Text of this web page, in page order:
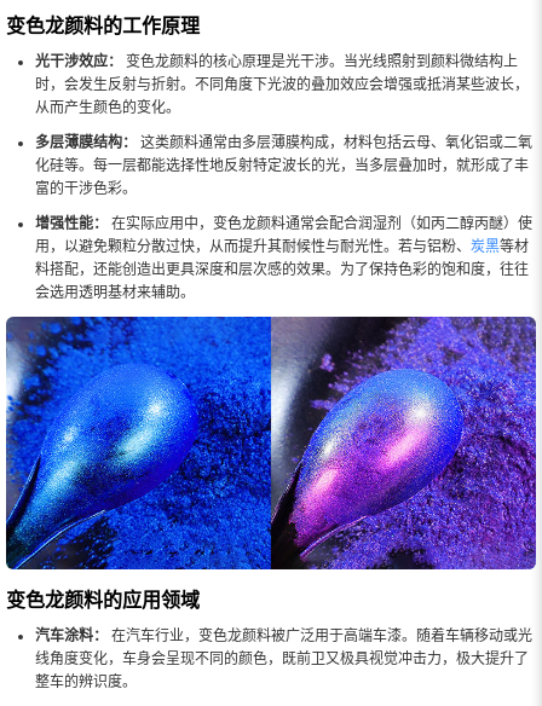
变色龙颜料的工作原理
光干涉效应：
变色龙颜料的核心原理是光干涉。当光线照射到颜料微结构上
时，会发生反射与折射。不同角度下光波的叠加效应会增强或抵消某些波长，
从而产生颜色的变化。
多层薄膜结构：
这类颜料通常由多层薄膜构成，材料包括云母、氧化铝或二氧
化硅等。每一层都能选择性地反射特定波长的光，当多层叠加时，就形成了丰
富的干涉色彩。
增强性能：
在实际应用中，变色龙颜料通常会配合润湿剂（如丙二醇丙醚）使
用，以避免颗粒分散过快，从而提升其耐候性与耐光性。若与铝粉、 炭黑等材
料搭配，还能创造出更具深度和层次感的效果。为了保持色彩的饱和度，往往
会选用透明基材来辅助。
变色龙颜料的应用领域
汽车涂料：
在汽车行业，变色龙颜料被广泛用于高端车漆。随着车辆移动或光
线角度变化，车身会呈现不同的颜色，既前卫又极具视觉冲击力，极大提升了
整车的辨识度。